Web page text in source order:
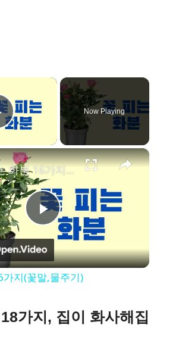
×
Video
Now Playing
×
P
l
꽃피는 화분 16가지(꽃말,물주기)
지(꽃말,물주기)
가지, 집이 화사해집